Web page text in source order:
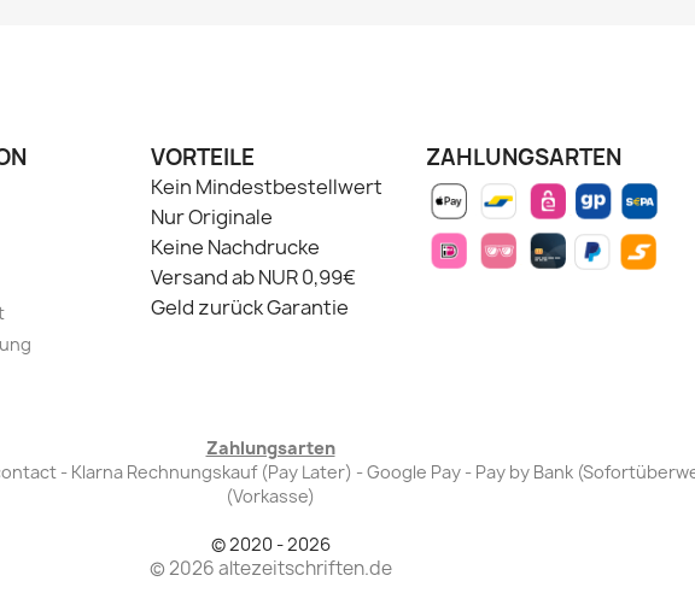
VORTEILE
Kein Mindestbestellwert
Nur Originale
Keine Nachdrucke
Versand ab NUR 0,99€
Geld zurück Garantie
ZAHLUNGSARTEN
Zahlungsarten
- Klarna Rechnungskauf (Pay Later) - Google Pay - Pay by Bank
(Vorkasse)
© 2020 - 2026
© 2026 altezeitschriften.de